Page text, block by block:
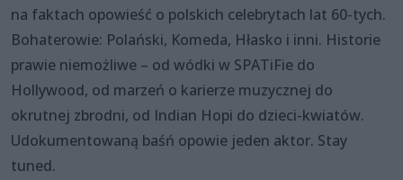
na faktach opowieść o polskich celebrytach lat 60-tych.
Bohaterowie: Polański, Komeda, Hłasko i inni. Historie
prawie niemożliwe – od wódki w SPATiFie do
Hollywood, od marzeń o karierze muzycznej do
okrutnej zbrodni, od Indian Hopi do dzieci-kwiatów.
Udokumentowaną baśń opowie jeden aktor. Stay
tuned.